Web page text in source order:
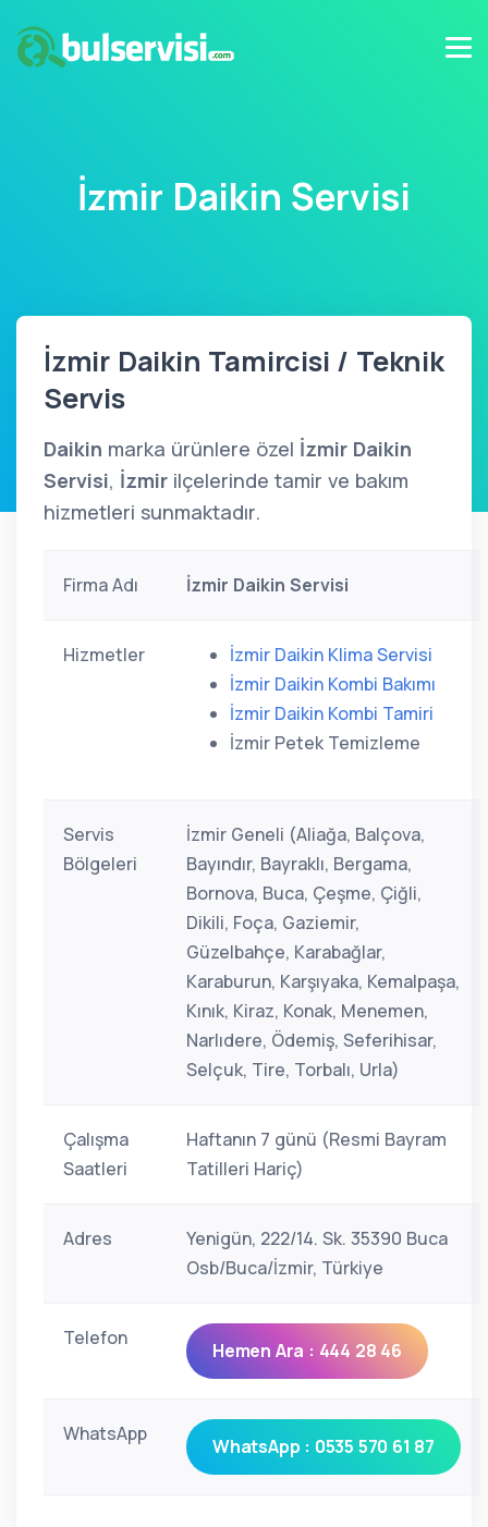
İzmir Daikin Servisi
İzmir Daikin Tamircisi / Teknik
Servis
Daikin marka ürünlere özel İzmir Daikin
Servisi, İzmir ilçelerinde tamir ve bakım
hizmetleri sunmaktadır.
Firma Adı İzmir Daikin Servisi
Hizmetler
İzmir Daikin Klima Servisi
İzmir Daikin Kombi Bakımı
İzmir Daikin Kombi Tamiri
İzmir Petek Temizleme
Servis
Bölgeleri
İzmir Geneli (Aliağa, Balçova,
Bayındır, Bayraklı, Bergama,
Bornova, Buca, Çeşme, Çiğli,
Dikili, Foça, Gaziemir,
Güzelbahçe, Karabağlar,
Karaburun, Karşıyaka, Kemalpaşa,
Kınık, Kiraz, Konak, Menemen,
Narlıdere, Ödemiş, Seferihisar,
Selçuk, Tire, Torbalı, Urla)
Çalışma
Saatleri
Haftanın 7 günü (Resmi Bayram
Tatilleri Hariç)
Adres
Yenigün, 222/14. Sk. 35390 Buca
Osb/Buca/İzmir, Türkiye
Telefon
Hemen Ara : 444 28 46
WhatsApp
WhatsApp : 0535 570 61 87